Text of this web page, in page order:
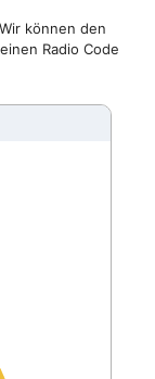
können den
Radio Code